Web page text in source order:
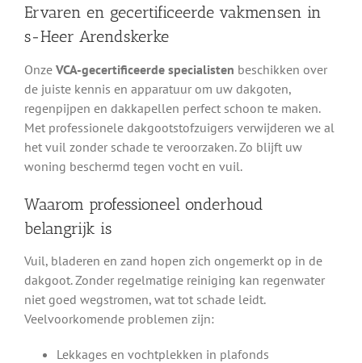
Ervaren en gecertificeerde vakmensen in
s-Heer Arendskerke
Onze VCA-gecertificeerde specialisten beschikken over
de juiste kennis en apparatuur om uw dakgoten,
regenpijpen en dakkapellen perfect schoon te maken.
Met professionele dakgootstofzuigers verwijderen we al
het vuil zonder schade te veroorzaken. Zo blijft uw
woning beschermd tegen vocht en vuil.
Waarom professioneel onderhoud
belangrijk is
Vuil, bladeren en zand hopen zich ongemerkt op in de
dakgoot. Zonder regelmatige reiniging kan regenwater
niet goed wegstromen, wat tot schade leidt.
Veelvoorkomende problemen zijn:
Lekkages en vochtplekken in plafonds